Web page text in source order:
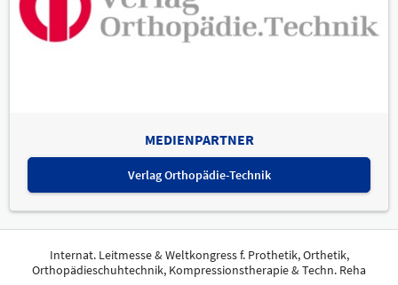
MEDIENPARTNER
Verlag Orthopädie-Technik
Internat. Leitmesse & Weltkongress f. Prothetik, Orthetik,
Orthopädieschuhtechnik, Kompressionstherapie & Techn. Reha